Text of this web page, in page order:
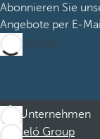
Abonnieren Sie
Angebote per E-
Abonnieren
Unternehmen
Barceló Group